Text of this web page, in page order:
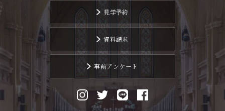
見学予約
資料請求
事前アンケート